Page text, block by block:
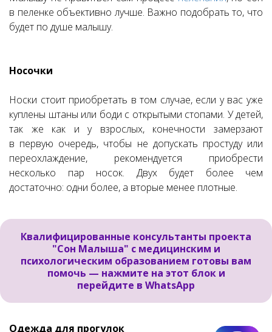
в пеленке объективно лучше. Важно подобрать то, что
будет по душе малышу.
Носочки
Носки стоит приобретать в том случае, если у вас уже
куплены штаны или боди с открытыми стопами. У детей,
так же как и у взрослых, конечности замерзают
в первую очередь, чтобы не допускать простуду или
переохлаждение, рекомендуется приобрести
несколько пар носок. Двух будет более чем
достаточно: одни более, а вторые менее плотные.
Квалифицированные консультанты проекта
"Сон Малыша" с медицинским и
психологическим образованием готовы вам
помочь — нажмите на этот блок и
перейдите в WhatsApp
Одежда для прогулок